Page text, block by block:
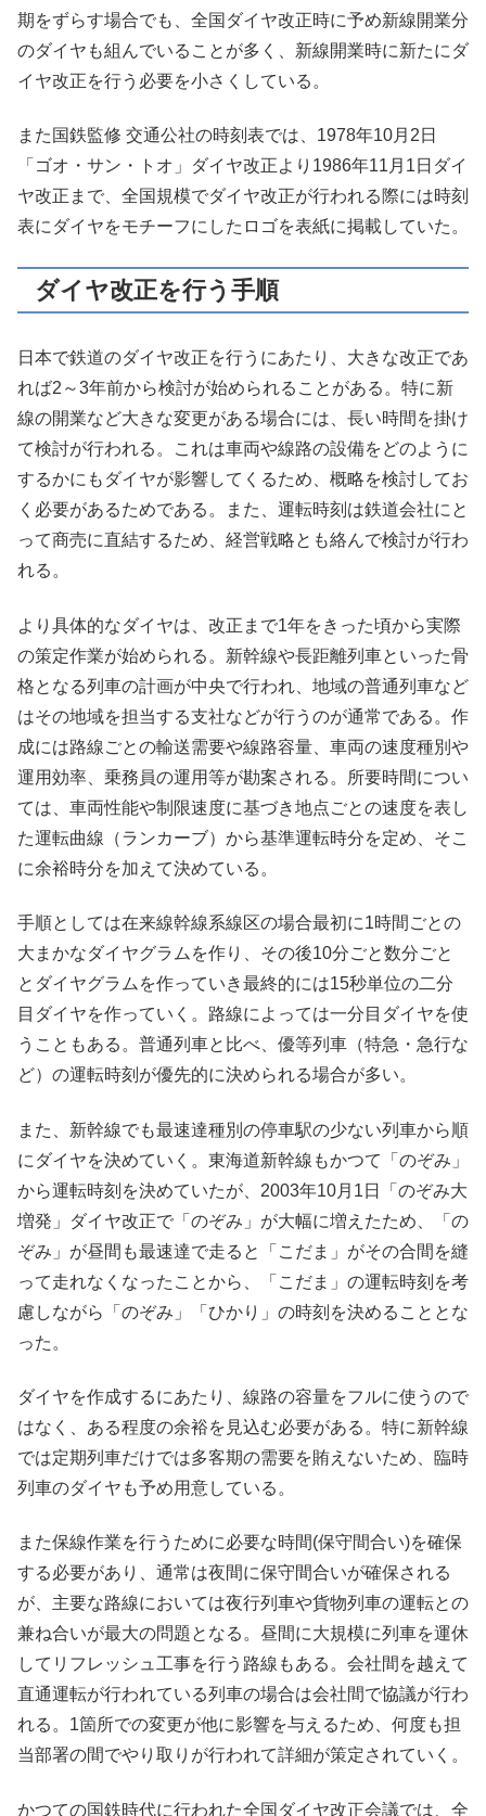
期をずらす場合でも、全国ダイヤ改正時に予め新線開業分
のダイヤも組んでいることが多く、新線開業時に新たにダ
イヤ改正を行う必要を小さくしている。
また国鉄監修 交通公社の時刻表では、1978年10月2日
「ゴオ・サン・トオ」ダイヤ改正より1986年11月1日ダイ
ヤ改正まで、全国規模でダイヤ改正が行われる際には時刻
表にダイヤをモチーフにしたロゴを表紙に掲載していた。
ダイヤ改正を行う手順
日本で鉄道のダイヤ改正を行うにあたり、大きな改正であ
れば2～3年前から検討が始められることがある。特に新
線の開業など大きな変更がある場合には、長い時間を掛け
て検討が行われる。これは車両や線路の設備をどのように
するかにもダイヤが影響してくるため、概略を検討してお
く必要があるためである。また、運転時刻は鉄道会社にと
って商売に直結するため、経営戦略とも絡んで検討が行わ
れる。
より具体的なダイヤは、改正まで1年をきった頃から実際
の策定作業が始められる。新幹線や長距離列車といった骨
格となる列車の計画が中央で行われ、地域の普通列車など
はその地域を担当する支社などが行うのが通常である。作
成には路線ごとの輸送需要や線路容量、車両の速度種別や
運用効率、乗務員の運用等が勘案される。所要時間につい
ては、車両性能や制限速度に基づき地点ごとの速度を表し
た運転曲線（ランカーブ）から基準運転時分を定め、そこ
に余裕時分を加えて決めている。
手順としては在来線幹線系線区の場合最初に1時間ごとの
大まかなダイヤグラムを作り、その後10分ごと数分ごと
とダイヤグラムを作っていき最終的には15秒単位の二分
目ダイヤを作っていく。路線によっては一分目ダイヤを使
うこともある。普通列車と比べ、優等列車（特急・急行な
ど）の運転時刻が優先的に決められる場合が多い。
また、新幹線でも最速達種別の停車駅の少ない列車から順
にダイヤを決めていく。東海道新幹線もかつて「のぞみ」
から運転時刻を決めていたが、2003年10月1日「のぞみ大
増発」ダイヤ改正で「のぞみ」が大幅に増えたため、「の
ぞみ」が昼間も最速達で走ると「こだま」がその合間を縫
って走れなくなったことから、「こだま」の運転時刻を考
慮しながら「のぞみ」「ひかり」の時刻を決めることとな
った。
ダイヤを作成するにあたり、線路の容量をフルに使うので
はなく、ある程度の余裕を見込む必要がある。特に新幹線
では定期列車だけでは多客期の需要を賄えないため、臨時
列車のダイヤも予め用意している。
また保線作業を行うために必要な時間(保守間合い)を確保
する必要があり、通常は夜間に保守間合いが確保される
が、主要な路線においては夜行列車や貨物列車の運転との
兼ね合いが最大の問題となる。昼間に大規模に列車を運休
してリフレッシュ工事を行う路線もある。会社間を越えて
直通運転が行われている列車の場合は会社間で協議が行わ
れる。1箇所での変更が他に影響を与えるため、何度も担
当部署の間でやり取りが行われて詳細が策定されていく。
かつての国鉄時代に行われた全国ダイヤ改正会議では、全